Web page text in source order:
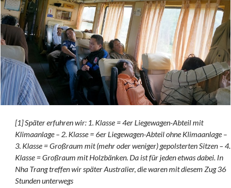
[1] Später erfuhren wir: 1. Klasse = 4er Liegewagen-Abteil mit
Klimaanlage – 2. Klasse = 6er Liegewagen-Abteil ohne Klimaanlage –
3. Klasse = Großraum mit (mehr oder weniger) gepolsterten Sitzen – 4.
Klasse = Großraum mit Holzbänken. Da ist für jeden etwas dabei. In
Nha Trang treffen wir später Australier, die waren mit diesem Zug 36
Stunden unterwegs